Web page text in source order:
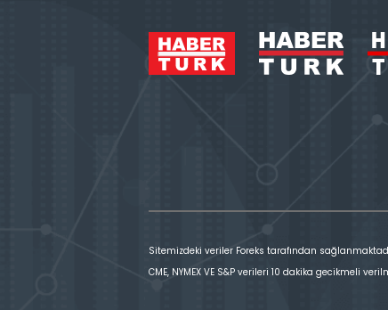
Sitemizdeki veriler Foreks tarafından
CME, NYMEX VE S&P verileri 10 dakika gecikmeli